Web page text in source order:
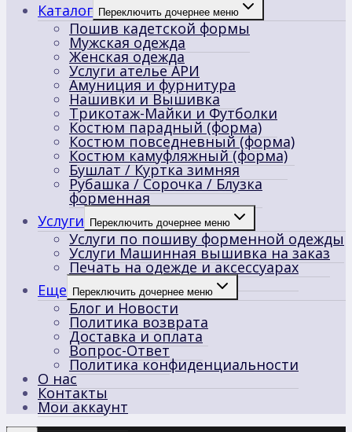
Каталог Переключить дочернее меню
Пошив кадетской формы
Мужская одежда
Женская одежда
Услуги ателье АРИ
Амуниция и фурнитура
Нашивки и Вышивка
Трикотаж-Майки и Футболки
Костюм парадный (форма)
Костюм повседневный (форма)
Костюм камуфляжный (форма)
Бушлат / Куртка зимняя
Рубашка / Сорочка / Блузка
форменная
Услуги Переключить дочернее меню
Услуги по пошиву форменной одежды
Услуги Машинная вышивка на заказ
Печать на одежде и аксессуарах
Еще
Переключить дочернее меню
Блог и Новости
Политика возврата
Доставка и оплата
Вопрос-Ответ
Политика конфиденциальности
О нас
Контакты
Мои аккаунт